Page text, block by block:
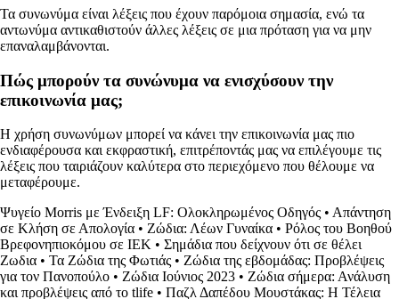
Τα συνωνύμα είναι λέξεις που έχουν παρόμοια σημασία, ενώ τα
αντωνύμα αντικαθιστούν άλλες λέξεις σε μια πρόταση για να μην
επαναλαμβάνονται.
Πώς μπορούν τα συνώνυμα να ενισχύσουν την
επικοινωνία μας;
Η χρήση συνωνύμων μπορεί να κάνει την επικοινωνία μας πιο
ενδιαφέρουσα και εκφραστική, επιτρέποντάς μας να επιλέγουμε τις
λέξεις που ταιριάζουν καλύτερα στο περιεχόμενο που θέλουμε να
μεταφέρουμε.
Ψυγείο Morris με Ένδειξη LF: Ολοκληρωμένος Οδηγός • Απάντηση
σε Κλήση σε Απολογία • Ζώδια: Λέων Γυναίκα • Ρόλος του Βοηθού
Βρεφονηπιοκόμου σε ΙΕΚ • Σημάδια που δείχνουν ότι σε θέλει
Ζωδια • Τα Ζώδια της Φωτιάς • Ζώδια της εβδομάδας: Προβλέψεις
για τον Πανοπούλο • Ζώδια Ιούνιος 2023 • Ζώδια σήμερα: Ανάλυση
και προβλέψεις από το tlife • Παζλ Δαπέδου Μουστάκας: Η Τέλεια